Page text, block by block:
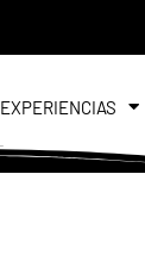
EXPERIENCIAS